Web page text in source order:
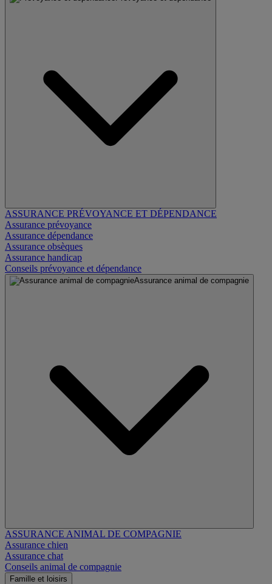
ASSURANCE PRÉVOYANCE ET DÉPENDANCE
Assurance prévoyance
Assurance dépendance
Assurance obsèques
Assurance handicap
Conseils prévoyance et dépendance
Assurance animal de compagnie
ASSURANCE ANIMAL DE COMPAGNIE
Assurance chien
Assurance chat
Conseils animal de compagnie
Famille et loisirs